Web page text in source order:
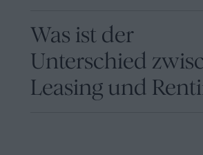
Was ist der
Unterschied
Leasing und